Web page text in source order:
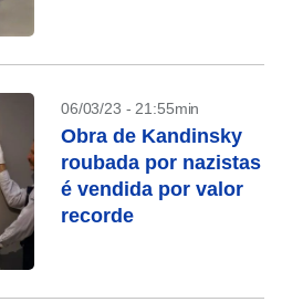
06/03/23 - 21:55min
Obra de Kandinsky
roubada por nazistas
é vendida por valor
recorde